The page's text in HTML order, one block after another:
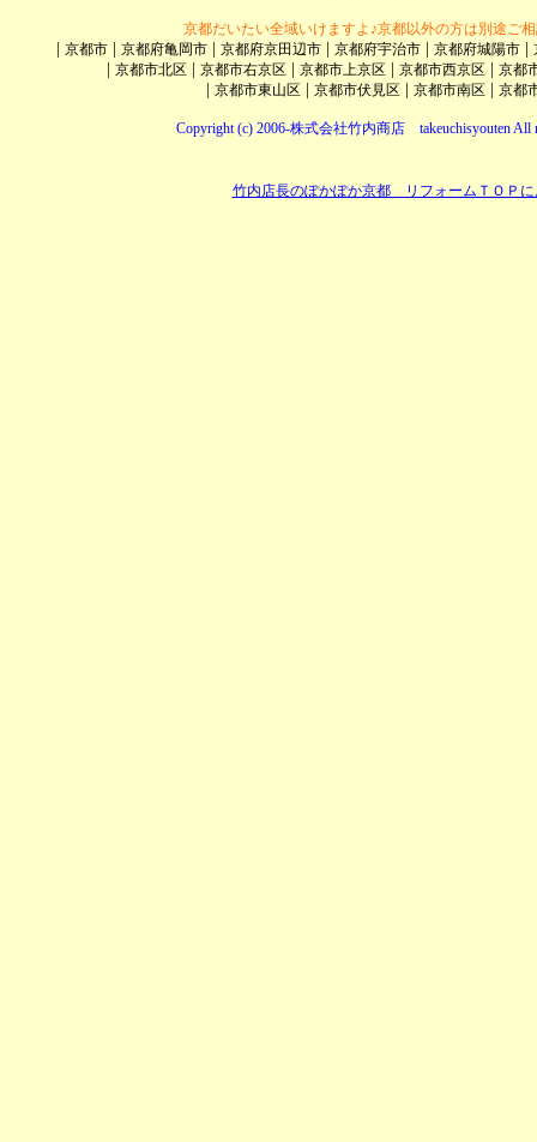
京都だいたい全域いけますよ♪京都以外の方は別途ご
京都市 京都府亀岡市 京都府京田辺市 京都府宇治市 京都府城陽市
京都市北区| 京都市右京区| 京都市上京区| 京都市西京区| 京都
京都市東山区| 京都市伏見区| 京都市南区| 京都
Copyright (c) 2006-株式会社竹内商店 takeuchisyouten All
竹内店長のぽかぽか京都 リフォームＴＯＰに